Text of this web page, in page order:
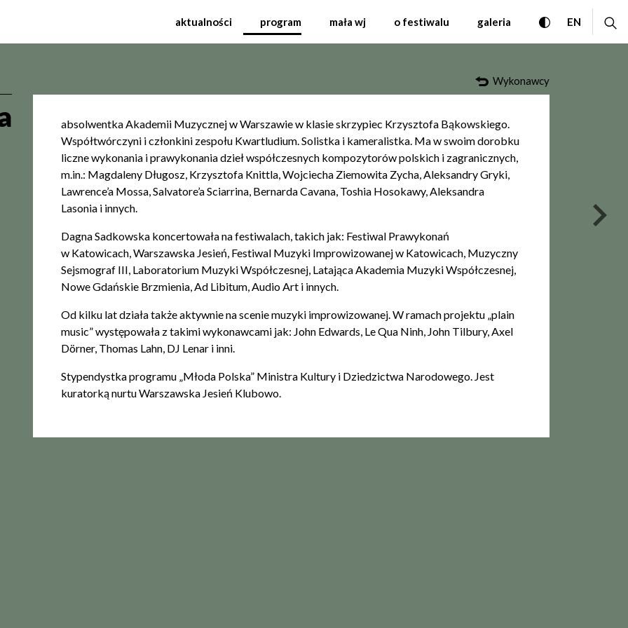
Festiwal Muzyki Współczesnej
aktualności program mała wj o festiwalu galeria przełącz
ENCHANGE
Wykonawcy
absolwentka Akademii Muzycznej w Warszawie w klasie skrzypiec Krzysztofa Bąkowskiego.
Współtwórczyni i członkini zespołu Kwartludium. Solistka i kameralistka. Ma w swoim dorobku
liczne wykonania i prawykonania dzieł współczesnych kompozytorów polskich i zagranicznych,
m.in.: Magdaleny Długosz, Krzysztofa Knittla, Wojciecha Ziemowita Zycha, Aleksandry Gryki,
Lawrence’a Mossa, Salvatore’a Sciarrina, Bernarda Cavana, Toshia Hosokawy, Aleksandra
Lasonia i innych.
Dagna Sadkowska koncertowała na festiwalach, takich jak: Festiwal Prawykonań
w Katowicach, Warszawska Jesień, Festiwal Muzyki Improwizowanej w Katowicach, Muzyczny
Sejsmograf III, Laboratorium Muzyki Współczesnej, Latająca Akademia Muzyki Współczesnej,
Nowe Gdańskie Brzmienia, Ad Libitum, Audio Art i innych.
Od kilku lat działa także aktywnie na scenie muzyki improwizowanej. W ramach projektu „plain
music” występowała z takimi wykonawcami jak: John Edwards, Le Qua Ninh, John Tilbury, Axel
Dörner, Thomas Lahn, DJ Lenar i inni.
Stypendystka programu „Młoda Polska” Ministra Kultury i Dziedzictwa Narodowego. Jest
kuratorką nurtu Warszawska Jesień Klubowo.